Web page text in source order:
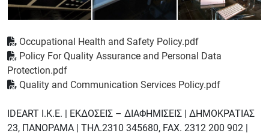
Occupational Health and Safety Policy.pdf
Policy For Quality Assurance and Personal Data
Protection.pdf
Quality and Communication Services Policy.pdf
IDEART I.K.Ε. | ΕΚΔΟΣΕΙΣ – ΔΙΑΦΗΜΙΣΕΙΣ | ΔΗΜΟΚΡΑΤΙΑΣ
23, ΠΑΝΟΡΑΜΑ | ΤΗΛ.2310 345680, FAX. 2312 200 902 |